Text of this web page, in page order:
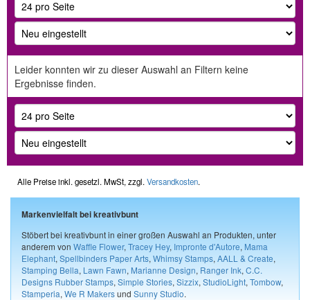
Leider konnten wir zu dieser Auswahl an Filtern keine
Ergebnisse finden.
Alle Preise inkl. gesetzl. MwSt, zzgl. Versandkosten.
Markenvielfalt bei kreativbunt
Stöbert bei kreativbunt in einer großen Auswahl an Produkten, unter
anderem von Waffle Flower, Tracey Hey, Impronte d'Autore, Mama
Elephant, Spellbinders Paper Arts, Whimsy Stamps, AALL & Create,
Stamping Bella, Lawn Fawn, Marianne Design, Ranger Ink, C.C.
Designs Rubber Stamps, Simple Stories, Sizzix, StudioLight, Tombow,
Stamperia, We R Makersund Sunny Studio.